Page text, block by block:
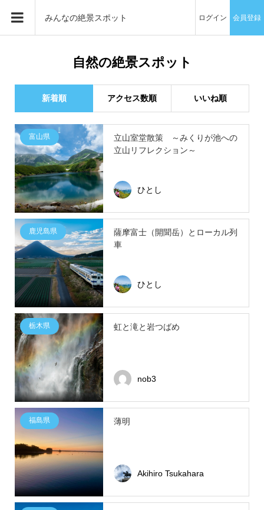
みんなの絶景スポット ログイン 会員登録
自然の絶景スポット
新着順 アクセス数順 いいね順
富山県
立山室堂散策 ～みくりが池への
立山リフレクション～
ひとし
鹿児島県
薩摩富士（開聞岳）とローカル列
車
ひとし
栃木県 虹と滝と岩つばめ
nob3
福島県 薄明
Akihiro Tsukahara